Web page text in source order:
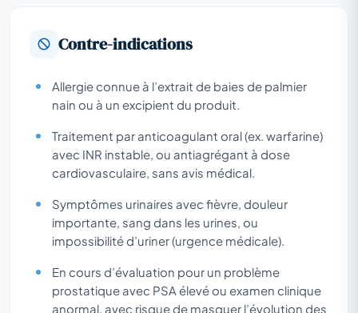
Contre-indications
Allergie connue à l’extrait de baies de palmier
nain ou à un excipient du produit.
Traitement par anticoagulant oral (ex. warfarine)
avec INR instable, ou antiagrégant à dose
cardiovasculaire, sans avis médical.
Symptômes urinaires avec fièvre, douleur
importante, sang dans les urines, ou
impossibilité d’uriner (urgence médicale).
En cours d’évaluation pour un problème
prostatique avec PSA élevé ou examen clinique
anormal, avec risque de masquer l’évolution des